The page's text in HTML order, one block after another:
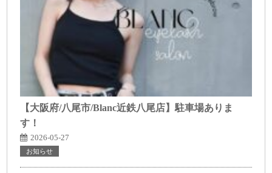
【大阪府/八尾市/Blanc近鉄八尾店】駐車場ありま
す！
2026-05-27
お知らせ